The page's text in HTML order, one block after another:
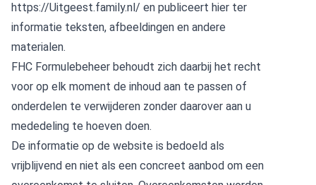
https://Uitgeest.family.nl/ en publiceert hier ter
informatie teksten, afbeeldingen en andere
materialen.
FHC Formulebeheer behoudt zich daarbij het recht
voor op elk moment de inhoud aan te passen of
onderdelen te verwijderen zonder daarover aan u
mededeling te hoeven doen.
De informatie op de website is bedoeld als
vrijblijvend en niet als een concreet aanbod om een